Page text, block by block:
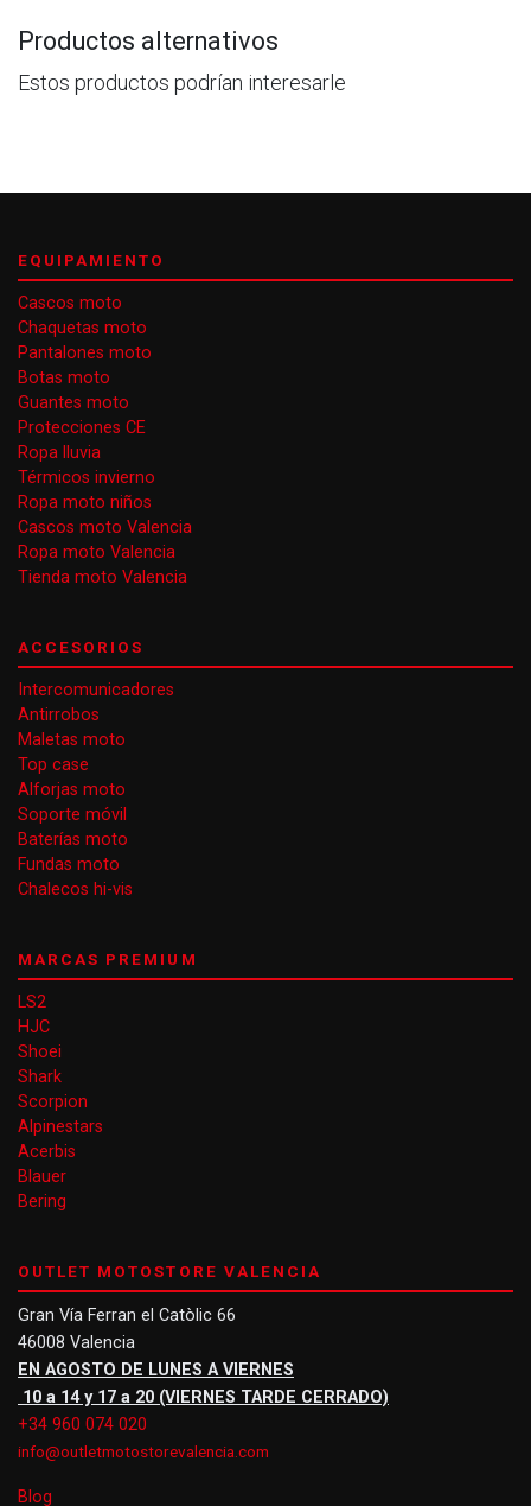
Productos alternativos
Estos productos podrían interesarle
EQUIPAMIENTO
Cascos moto
Chaquetas moto
Pantalones moto
Botas moto
Guantes moto
Protecciones CE
Ropa lluvia
Térmicos invierno
Ropa moto niños
Cascos moto Valencia
Ropa moto Valencia
Tienda moto Valencia
ACCESORIOS
Intercomunicadores
Antirrobos
Maletas moto
Top case
Alforjas moto
Soporte móvil
Baterías moto
Fundas moto
Chalecos hi-vis
MARCAS PREMIUM
LS2
HJC
Shoei
Shark
Scorpion
Alpinestars
Acerbis
Blauer
Bering
OUTLET MOTOSTORE VALENCIA
Gran Vía Ferran el Catòlic 66
46008 Valencia
EN AGOSTO DE LUNES A VIERNES
10 a 14 y 17 a 20 (VIERNES TARDE CERRADO)
+34 960 074 020
info@outletmotostorevalencia.com
Blog